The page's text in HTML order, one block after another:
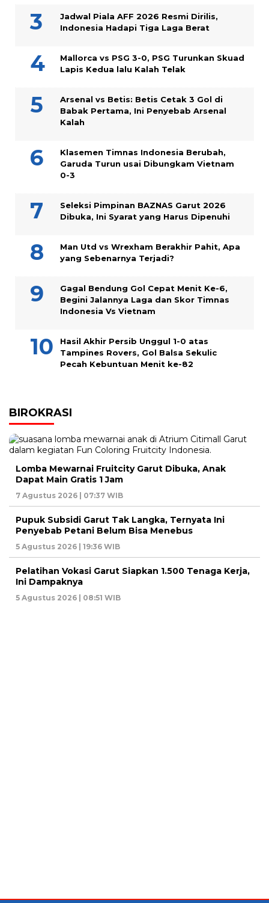
Jadwal Piala AFF 2026 Resmi Dirilis,
Indonesia Hadapi Tiga Laga Berat
Mallorca vs PSG 3-0, PSG Turunkan Skuad
Lapis Kedua lalu Kalah Telak
Arsenal vs Betis: Betis Cetak 3 Gol di
Babak Pertama, Ini Penyebab Arsenal
Kalah
Klasemen Timnas Indonesia Berubah,
Garuda Turun usai Dibungkam Vietnam
0-3
Seleksi Pimpinan BAZNAS Garut 2026
Dibuka, Ini Syarat yang Harus Dipenuhi
Man Utd vs Wrexham Berakhir Pahit, Apa
yang Sebenarnya Terjadi?
Gagal Bendung Gol Cepat Menit Ke-6,
Begini Jalannya Laga dan Skor Timnas
Indonesia Vs Vietnam
Hasil Akhir Persib Unggul 1-0 atas
Tampines Rovers, Gol Balsa Sekulic
Pecah Kebuntuan Menit ke-82
BIROKRASI
Lomba Mewarnai Fruitcity Garut Dibuka, Anak
Dapat Main Gratis 1 Jam
7 Agustus 2026 | 07:37 WIB
Pupuk Subsidi Garut Tak Langka, Ternyata Ini
Penyebab Petani Belum Bisa Menebus
5 Agustus 2026 | 19:36 WIB
Pelatihan Vokasi Garut Siapkan 1.500 Tenaga Kerja,
Ini Dampaknya
5 Agustus 2026 | 08:51 WIB